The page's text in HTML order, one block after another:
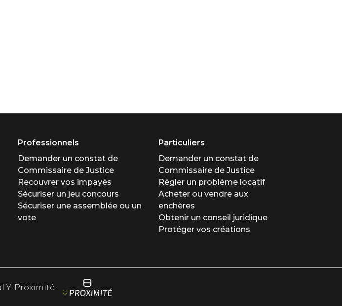
Professionnels
Demander un constat de
Commissaire de Justice
Recouvrer vos impayés
Sécuriser un jeu concours
Sécuriser une assemblée ou un
vote
Particuliers
Demander un constat de
Commissaire de Justice
Régler un problème locatif
Acheter ou vendre aux
enchères
Obtenir un conseil juridique
Protéger vos créations
Y-Proximité